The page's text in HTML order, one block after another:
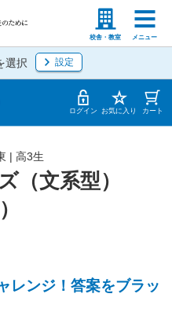
校舎・教室 メニュー
高等学校の先生
選択 設定
ログイン お気に入り カート
（文系型）
| 高3生
レンジ！答案をブラッ